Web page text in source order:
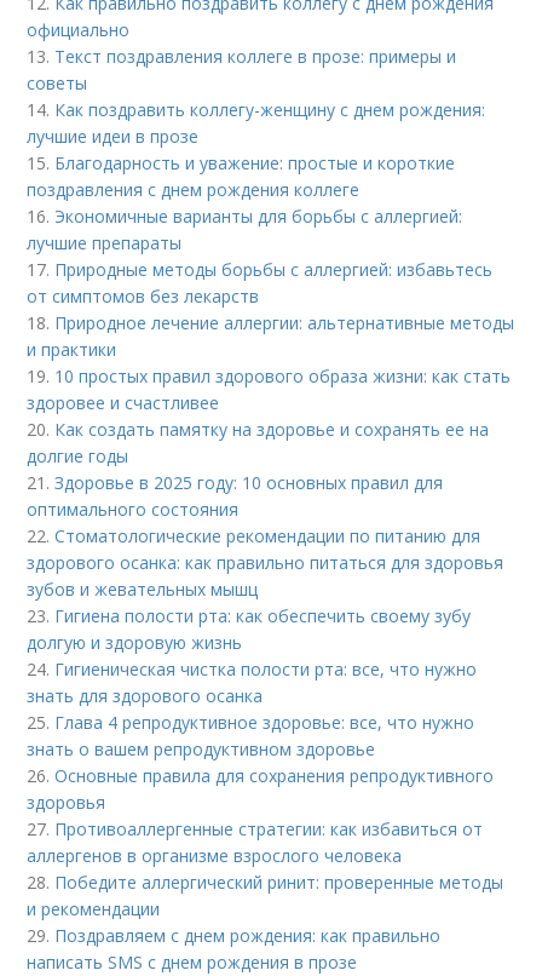
официально
13. Текст поздравления коллеге в прозе: примеры и
советы
14. Как поздравить коллегу-женщину с днем рождения:
лучшие идеи в прозе
15. Благодарность и уважение: простые и короткие
поздравления с днем рождения коллеге
16. Экономичные варианты для борьбы с аллергией:
лучшие препараты
17. Природные методы борьбы с аллергией: избавьтесь
от симптомов без лекарств
18. Природное лечение аллергии: альтернативные методы
и практики
19. 10 простых правил здорового образа жизни: как стать
здоровее и счастливее
20. Как создать памятку на здоровье и сохранять ее на
долгие годы
21.Здоровье в 2025 году: 10 основных правил для
оптимального состояния
22.Стоматологические рекомендации по питанию для
здорового осанка: как правильно питаться для здоровья
зубов и жевательных мышц
23. Гигиена полости рта: как обеспечить своему зубу
долгую и здоровую жизнь
24. Гигиеническая чистка полости рта: все, что нужно
знать для здорового осанка
25. Глава 4 репродуктивное здоровье: все, что нужно
знать о вашем репродуктивном здоровье
26.Основные правила для сохранения репродуктивного
здоровья
27. Противоаллергенные стратегии: как избавиться от
аллергенов в организме взрослого человека
28. Победите аллергический ринит: проверенные методы
и рекомендации
29. Поздравляем с днем рождения: как правильно
написать SMS с днем рождения в прозе